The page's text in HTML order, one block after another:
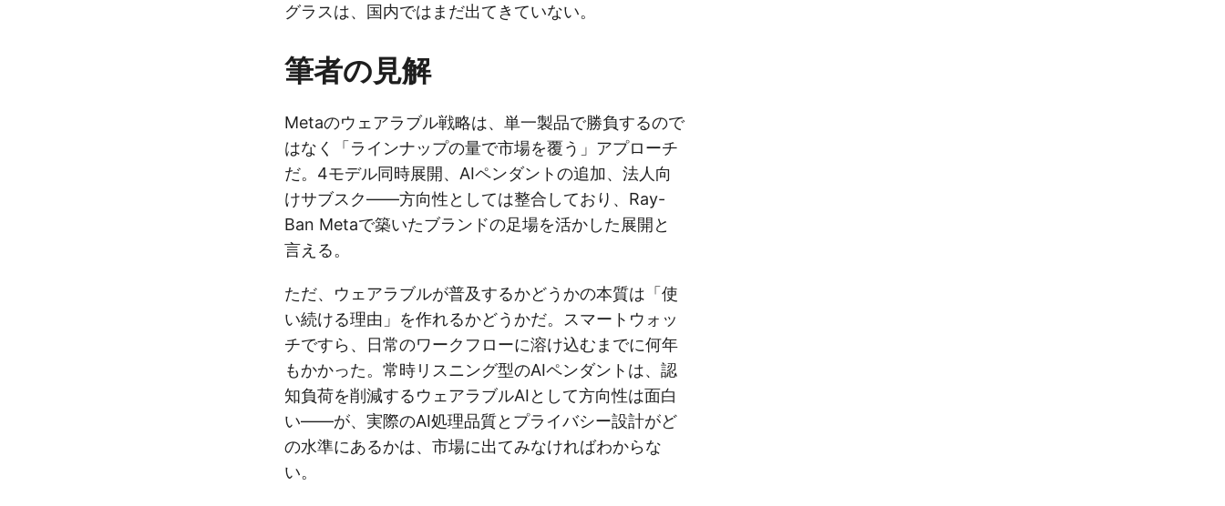
グラスは、国内ではまだ出てきていない。
筆者の見解
Metaのウェアラブル戦略は、単一製品で勝負するので
はなく「ラインナップの量で市場を覆う」アプローチ
だ。4モデル同時展開、AIペンダントの追加、法人向
けサブスク——方向性としては整合しており、Ray-
Ban Metaで築いたブランドの足場を活かした展開と
言える。
ただ、ウェアラブルが普及するかどうかの本質は「使
い続ける理由」を作れるかどうかだ。スマートウォッ
チですら、日常のワークフローに溶け込むまでに何年
もかかった。常時リスニング型のAIペンダントは、認
知負荷を削減するウェアラブルAIとして方向性は面白
い——が、実際のAI処理品質とプライバシー設計がど
の水準にあるかは、市場に出てみなければわからな
い。